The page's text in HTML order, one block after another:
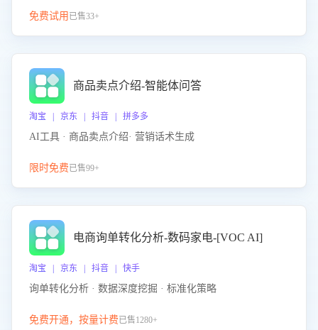
免费试用 已售33+
商品卖点介绍-智能体问答
淘宝 | 京东 | 抖音 | 拼多多
AI工具 · 商品卖点介绍· 营销话术生成
限时免费已售99+
电商询单转化分析-数码家电-[VOC AI]
淘宝 | 京东 | 抖音 | 快手
询单转化分析 · 数据深度挖掘 · 标准化策略
免费开通，按量计费已售1280+